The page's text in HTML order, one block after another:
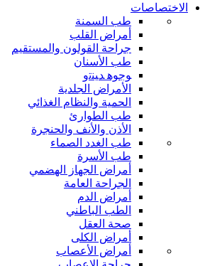
الاختصاصات
طب السمنة
أمراض القلب
جراحة القولون والمستقيم
طب الأسنان
ﻮﺟﻮﻫ ﺪﻴﻨﺗﻭ
الأمراض الجلدية
الحمية والنظام الغذائي
طب الطوارئ
الأذن والأنف والحنجرة
طب الغدد الصماء
طب الأسرة
أمراض الجهاز الهضمي
الجراحة العامة
أمراض الدم
الطب الباطني
صحة العقل
أمراض الكلى
أمراض الأعصاب